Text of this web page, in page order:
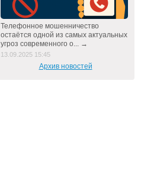
Телефонное мошенничество
остаётся одной из самых актуальных
угроз современного о... →
13.09.2025 15:45
Архив новостей